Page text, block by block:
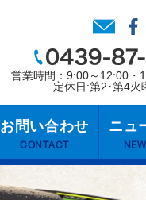
営業時間：9:00～12:00・
定休日:第2･第4火
お問い合わせ
CONTACT
ニュ